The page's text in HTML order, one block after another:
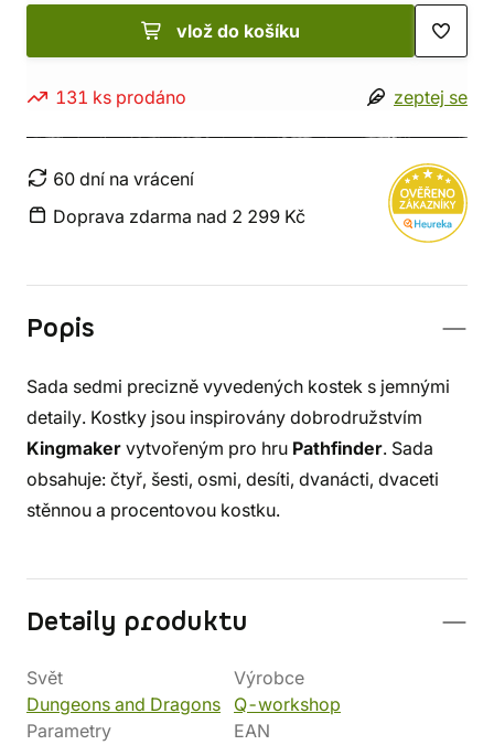
vlož do košíku
131 ks prodáno zeptej se
60 dní na vrácení
Doprava zdarma nad 2 299 Kč
Popis
Sada sedmi precizně vyvedených kostek s jemnými
detaily. Kostky jsou inspirovány dobrodružstvím
Kingmaker vytvořeným pro hru Pathfinder. Sada
obsahuje: čtyř, šesti, osmi, desíti, dvanácti, dvaceti
stěnnou a procentovou kostku.
Detaily produktu
Svět
Dungeons and Dragons
Výrobce
Q-workshop
Parametry
EAN